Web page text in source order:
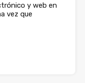
y web en
vez que